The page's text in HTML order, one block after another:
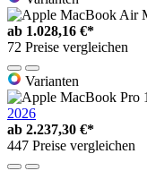
ab 1.028,16 €*
72 Preise vergleichen
Varianten
2026
ab 2.237,30 €*
447 Preise vergleichen